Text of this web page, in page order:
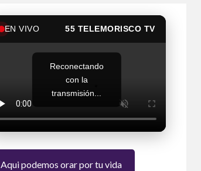
EN VIVO 55 TELEMORISCO TV
Reconectando
con la
transmisión...
Aqui podemos orar por tu vida